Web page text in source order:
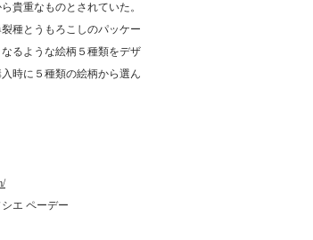
貴重なものとされていた。
種とうもろこしのパッケー
るような絵柄５種類をデザ
時に５種類の絵柄から選ん
エ ペーデー